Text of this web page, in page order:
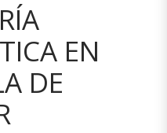
EN
DE